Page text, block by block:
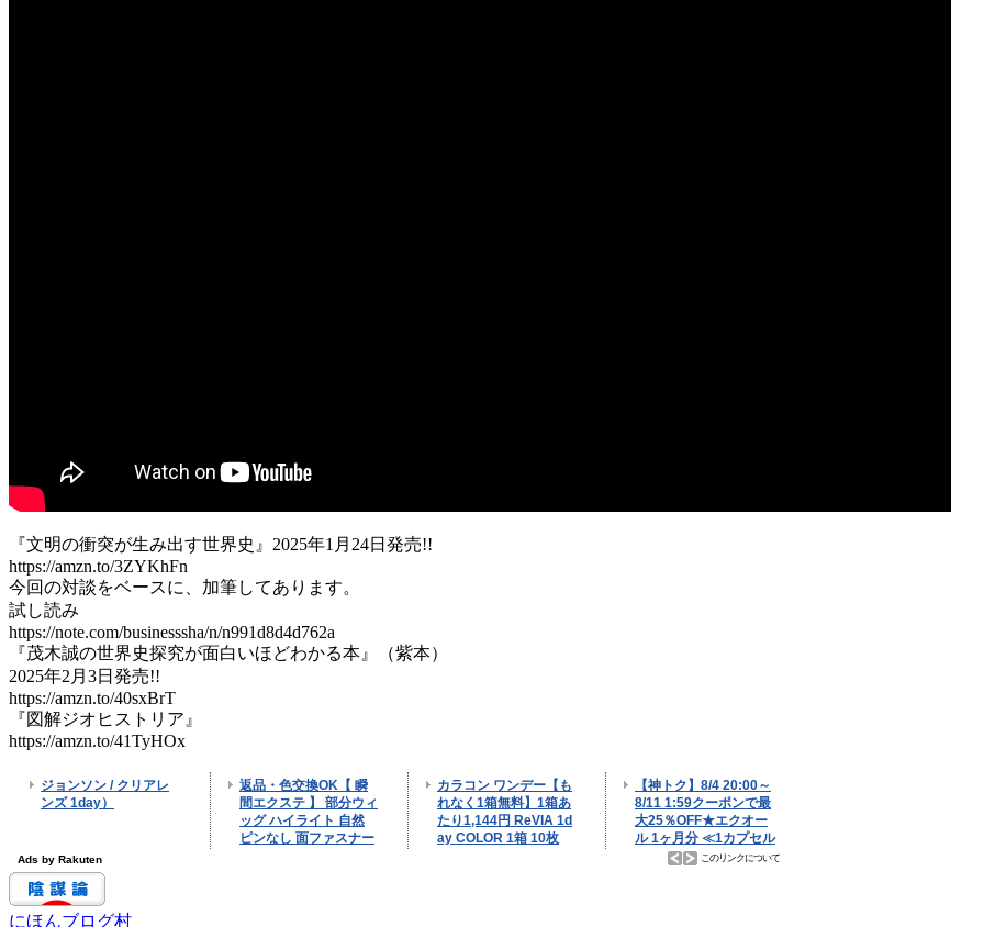
『文明の衝突が生み出す世界史』2025年1月24日発売!!
https://amzn.to/3ZYKhFn
今回の対談をベースに、加筆してあります。
試し読み
https://note.com/businesssha/n/n991d8d4d762a
『茂木誠の世界史探究が面白いほどわかる本』（紫本）
2025年2月3日発売!!
https://amzn.to/40sxBrT
『図解ジオヒストリア』
https://amzn.to/41TyHOx
にほんブログ村